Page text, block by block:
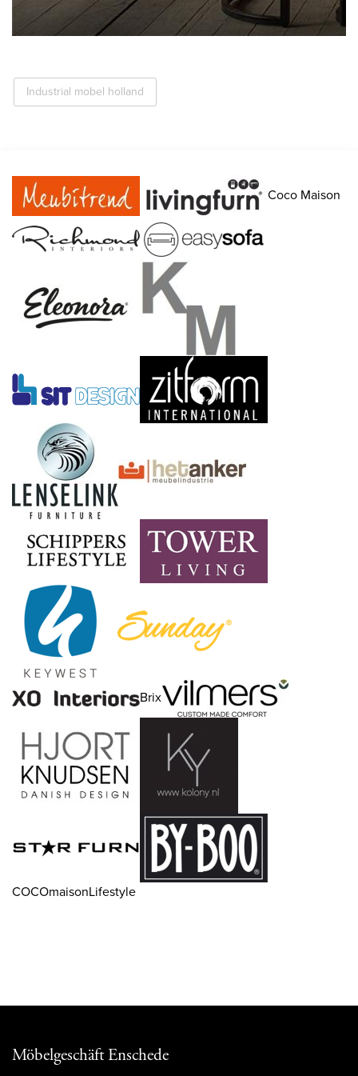
Industrial mobel holland
Coco Maison
Brix
COCOmaisonLifestyle
Möbelgeschäft Enschede